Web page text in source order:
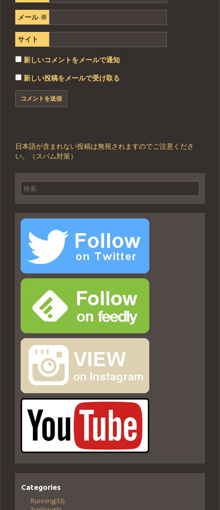
メール ※
サイト
新しいコメントをメールで通知
新しい投稿をメールで受け取る
日本語が含まれない投稿は無視されますのでご注意くださ
い。（スパム対策）
検
索:
Categories
Running(33)